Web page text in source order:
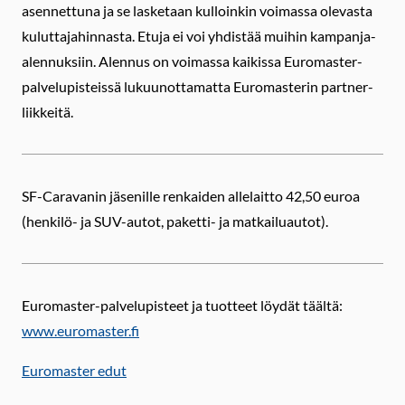
asennettuna ja se lasketaan kulloinkin voimassa olevasta
kuluttajahinnasta. Etuja ei voi yhdistää muihin kampanja-
alennuksiin. Alennus on voimassa kaikissa Euromaster-
palvelupisteissä lukuunottamatta Euromasterin partner-
liikkeitä.
SF-Caravanin jäsenille renkaiden allelaitto 42,50 euroa
(henkilö- ja SUV-autot, paketti- ja matkailuautot).
Euromaster-palvelupisteet ja tuotteet löydät täältä:
www.euromaster.fi
Euromaster edut